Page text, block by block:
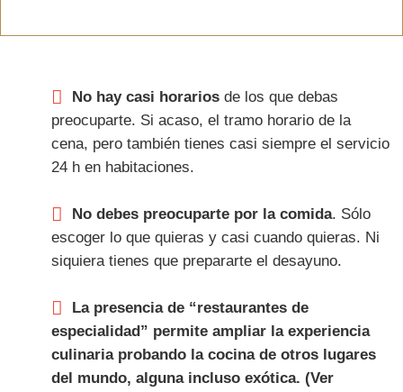
No hay casi horariosde los que debas
preocuparte. Si acaso, el tramo horario de la
cena, pero también tienes casi siempre el servicio
24 h en habitaciones.
No debes preocuparte por la comida. Sólo
escoger lo que quieras y casi cuando quieras. Ni
siquiera tienes que prepararte el desayuno.
La presencia de “restaurantes de
especialidad” permite ampliar la experiencia
culinaria probando la cocina de otros lugares
del mundo, alguna incluso exótica. (Ver